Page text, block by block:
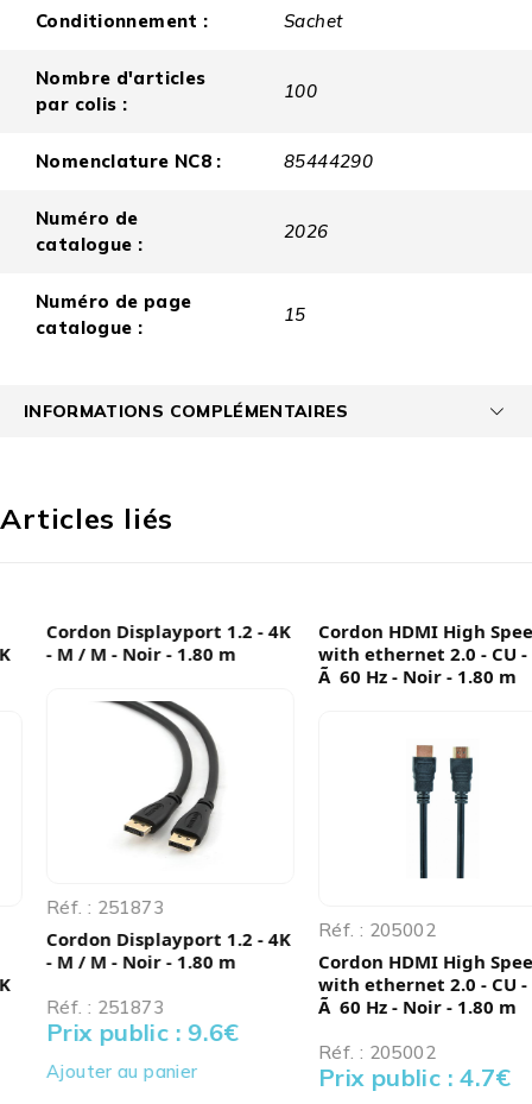
Conditionnement : Sachet
Nombre d'articles
par colis :
100
Nomenclature NC8 : 85444290
Numéro de
catalogue :
2026
Numéro de page
catalogue :
15
INFORMATIONS COMPLÉMENTAIRES
Articles liés
Cordon Displayport 1.2 - 4K
- M / M - Noir - 1.80 m
Réf. : 251873
Cordon Displayport 1.2 - 4K
- M / M - Noir - 1.80 m
Réf. : 251873
Prix public : 9.6 €
Ajouter au panier
Cordon HDMI High Speed
with ethernet 2.0 - CU - 4K
Ã 60 Hz - Noir - 1.80 m
Réf. : 205002
Cordon HDMI High Speed
with ethernet 2.0 - CU - 4K
Ã 60 Hz - Noir - 1.80 m
Réf. : 205002
Prix public : 4.7 €